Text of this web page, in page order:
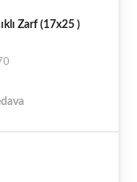
Zarf (17x25 )